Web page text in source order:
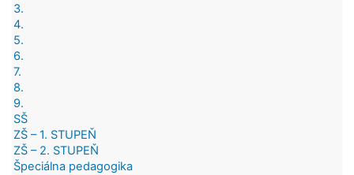
3.
4.
5.
6.
7.
8.
9.
SŠ
ZŠ – 1. STUPEŇ
ZŠ – 2. STUPEŇ
Špeciálna pedagogika